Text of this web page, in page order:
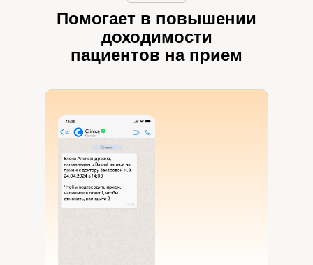
Помогает в повышении
доходимости
пациентов на прием